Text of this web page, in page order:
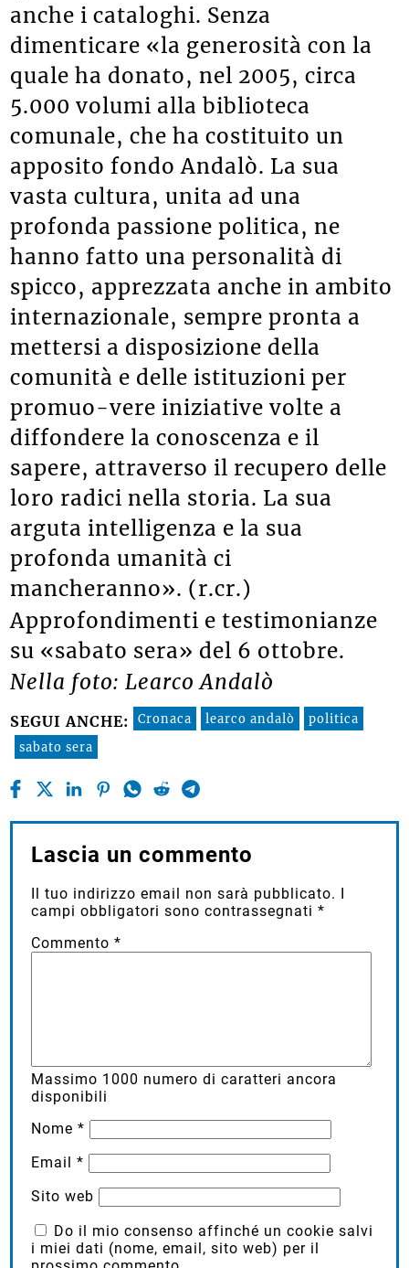
anche i cataloghi. Senza
dimenticare «la generosità con la
quale ha donato, nel 2005, circa
5.000 volumi alla biblioteca
comunale, che ha costituito un
apposito fondo Andalò. La sua
vasta cultura, unita ad una
profonda passione politica, ne
hanno fatto una personalità di
spicco, apprezzata anche in ambito
internazionale, sempre pronta a
mettersi a disposizione della
comunità e delle istituzioni per
promuo-vere iniziative volte a
diffondere la conoscenza e il
sapere, attraverso il recupero delle
loro radici nella storia. La sua
arguta intelligenza e la sua
profonda umanità ci
mancheranno». (r.cr.)
Approfondimenti e testimonianze
su «sabato sera» del 6 ottobre.
Nella foto: Learco Andalò
SEGUI ANCHE: Cronaca learco andalò
politica
sabato sera
Lascia un commento
Il tuo indirizzo email non sarà pubblicato.
campi obbligatori sono contrassegnati*
Commento*
Massimo 1000 numero di caratteri ancora
disponibili
Nome*
Email*
Sito web
Do il mio consenso affinché un cookie salvi
i miei dati (nome, email, sito web) per il